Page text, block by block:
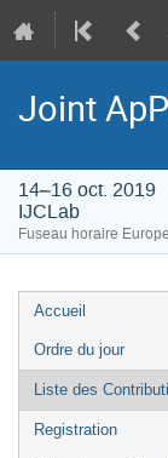
Joint
14–16 oct. 2019
IJCLab
Fuseau horaire
Menu
de
l'événement
Accueil
Ordre du jour
Liste des
Registration